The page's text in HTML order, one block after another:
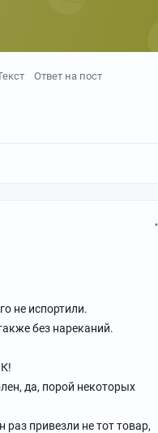
Ответ на пост
не испортили.
без нареканий.
да, порой некоторых
привезли не тот товар,